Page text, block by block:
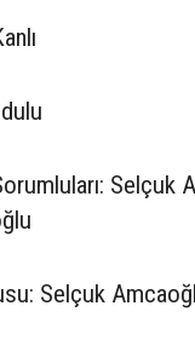
Selçuk
Selçuk